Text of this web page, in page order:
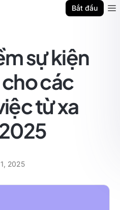
Bắt đầu
sự kiện
các
từ xa
2025